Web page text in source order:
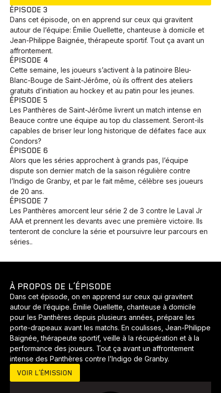
Animaux Avenir Bingo Communauté Culture
Développement Histoires Pêche Santé
ÉPISODE 3
Dans cet épisode, on en apprend sur ceux qui gravitent
autour de l’équipe: Émilie Ouellette, chanteuse à domicile et
Jean-Philippe Baignée, thérapeute sportif. Tout ça avant un
affrontement.
ÉPISODE 4
Cette semaine, les joueurs s’activent à la patinoire Bleu-
Blanc-Bouge de Saint-Jérôme, où ils offrent des ateliers
gratuits d’initiation au hockey et au patin pour les jeunes.
ÉPISODE 5
Les Panthères de Saint-Jérôme livrent un match intense en
Beauce contre une équipe au top du classement. Seront-ils
capables de briser leur long historique de défaites face aux
Condors?
ÉPISODE 6
Alors que les séries approchent à grands pas, l’équipe
dispute son dernier match de la saison régulière contre
l’Indigo de Granby, et par le fait même, célèbre ses joueurs
de 20 ans.
ÉPISODE 7
Les Panthères amorcent leur série 2 de 3 contre le Laval Jr
AAA et prennent les devants avec une première victoire. Ils
tenteront de conclure la série et poursuivre leur parcours en
séries..
À PROPOS DE L’ÉPISODE
Dans cet épisode, on en apprend sur ceux qui gravitent
autour de l’équipe. Émilie Ouellette, chanteuse à domicile
pour les Panthères depuis plusieurs années, prépare les
porte-drapeaux avant les matchs. En coulisses, Jean-Philippe
Baignée, thérapeute sportif, veille à la récupération et à la
performance des joueurs. Tout ça avant un affrontement
intense des Panthères contre l’Indigo de Granby.
VOIR L’ÉMISSION